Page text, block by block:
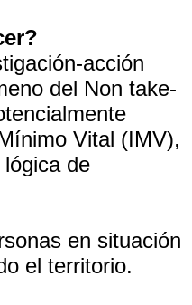
acción
del Non take-
Vital (IMV),
de
en situación
el territorio.